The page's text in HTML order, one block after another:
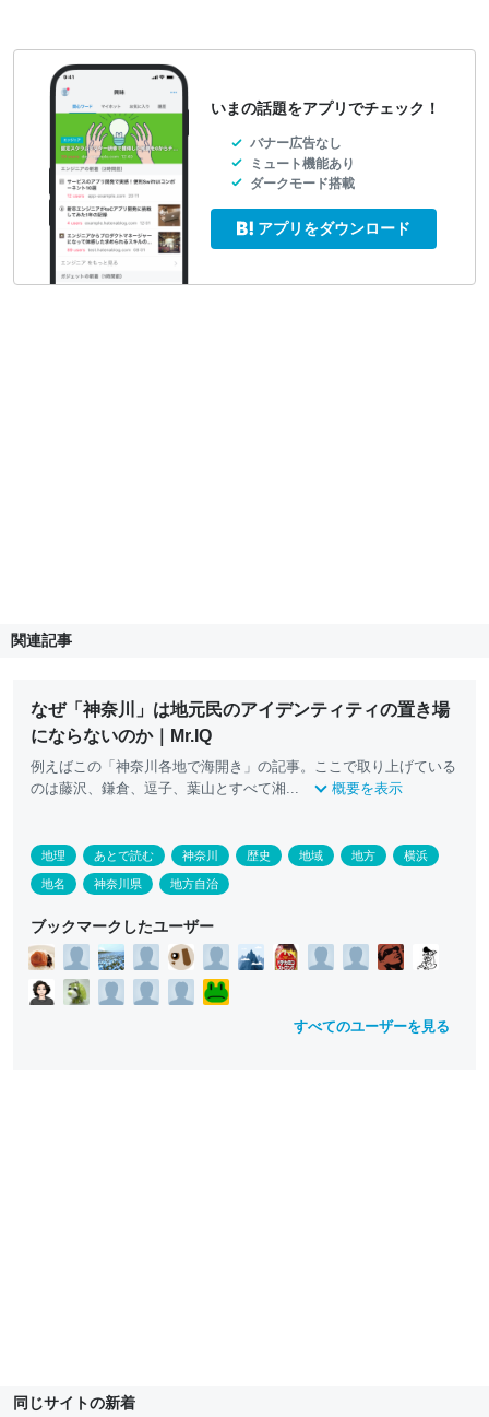
いまの話題をアプリでチェック！
バナー広告なし
ミュート機能あり
ダークモード搭載
アプリをダウンロード
関連記事
なぜ「神奈川」は地元民のアイデンティティの置き場
にならないのか｜Mr.IQ
例えばこの「神奈川各地で海開き」の記事。ここで取り上げている
のは藤沢、鎌倉、逗子、葉山とすべて湘...
概要を表示
地理 あとで読む 神奈川 歴史 地域 地方 横浜
地名 神奈川県 地方自治
ブックマークしたユーザー
すべてのユーザーを見る
同じサイトの新着